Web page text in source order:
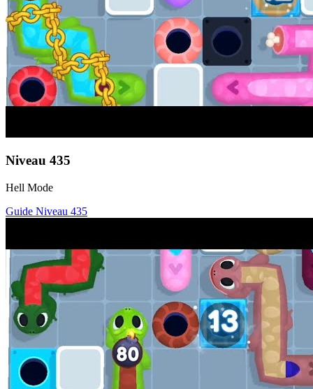
Niveau 435
Hell Mode
Guide Niveau 435